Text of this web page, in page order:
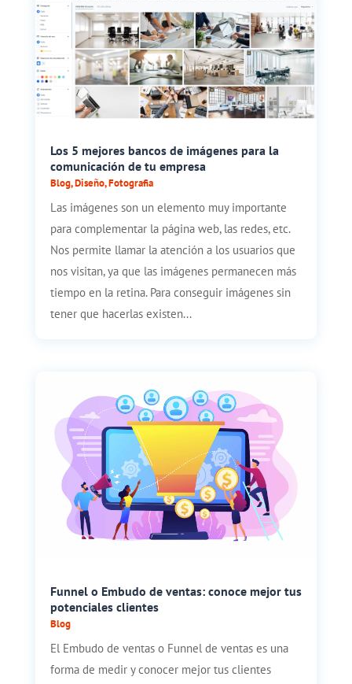
​​Los 5 mejores bancos de imágenes para la
comunicación de tu empresa
Blog,Diseño,Fotografia
Las imágenes son un elemento muy importante
para complementar la página web, las redes, etc.
Nos permite llamar la atención a los usuarios que
nos visitan, ya que las imágenes permanecen más
tiempo en la retina. Para conseguir imágenes sin
tener que hacerlas existen...
Funnel o Embudo de ventas: conoce mejor tus
potenciales clientes
Blog
El Embudo de ventas o Funnel de ventas es una
forma de medir y conocer mejor tus clientes